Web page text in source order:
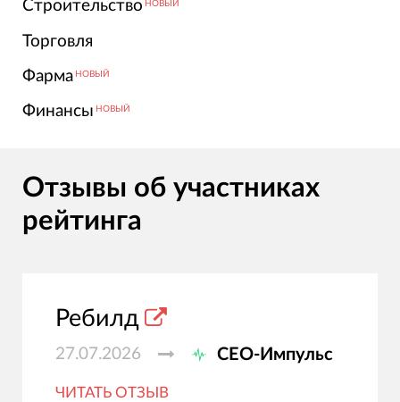
Строительство НОВЫЙ
Торговля
Фарма НОВЫЙ
Финансы НОВЫЙ
Отзывы об участниках
рейтинга
Ребилд
27.07.2026 СЕО-Импульс
ЧИТАТЬ ОТЗЫВ